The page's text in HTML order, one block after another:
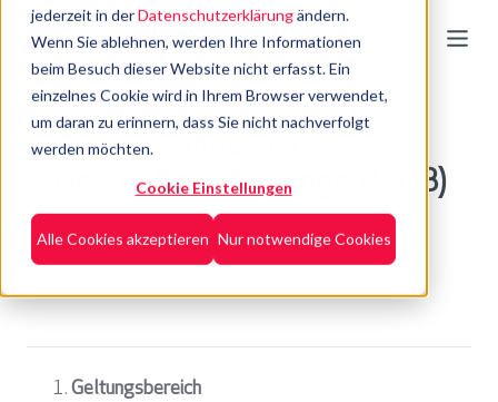
jederzeit in derDatenschutzerklärungändern.
Wenn Sie ablehnen, werden Ihre Informationen
beim Besuch dieser Website nicht erfasst. Ein
einzelnes Cookie wird in Ihrem Browser verwendet,
um daran zu erinnern, dass Sie nicht nachverfolgt
werden möchten.
Cookie Einstellungen
Alle Cookies akzeptieren Nur notwendige Cookies
Geschäftsbedingungen (AGB)
Stand Juni 2026
Geltungsbereich